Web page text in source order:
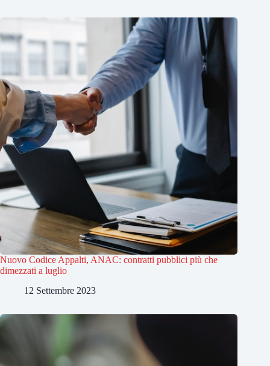
Nuovo Codice Appalti, ANAC: contratti pubblici più che
dimezzati a luglio
12 Settembre 2023